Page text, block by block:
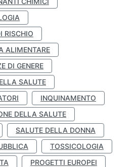
RISCHIO
ALIMENTARE
DI GENERE
SALUTE
INQUINAMENTO
DELLA SALUTE
SALUTE DELLA DONNA
TOSSICOLOGIA
PROGETTI EUROPEI